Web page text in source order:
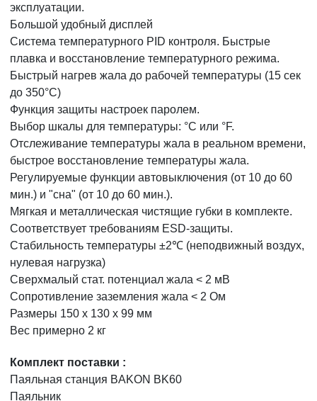
эксплуатации.
Большой удобный дисплей
Система температурного PID контроля. Быстрые
плавка и восстановление температурного режима.
Быстрый нагрев жала до рабочей температуры (15 сек
до 350°С)
Функция защиты настроек паролем.
Выбор шкалы для температуры: °C или °F.
Отслеживание температуры жала в реальном времени,
быстрое восстановление температуры жала.
Регулируемые функции автовыключения (от 10 до 60
мин.) и "сна" (от 10 до 60 мин.).
Мягкая и металлическая чистящие губки в комплекте.
Cоответствует требованиям ESD-защиты.
Стабильность температуры ±2℃ (неподвижный воздух,
нулевая нагрузка)
Сверхмалый стат. потенциал жала < 2 мВ
Сопротивление заземления жала < 2 Ом
Размеры 150 х 130 х 99 мм
Вес примерно 2 кг
Комплект поставки :
Паяльная станция BAKON BK60
Паяльник